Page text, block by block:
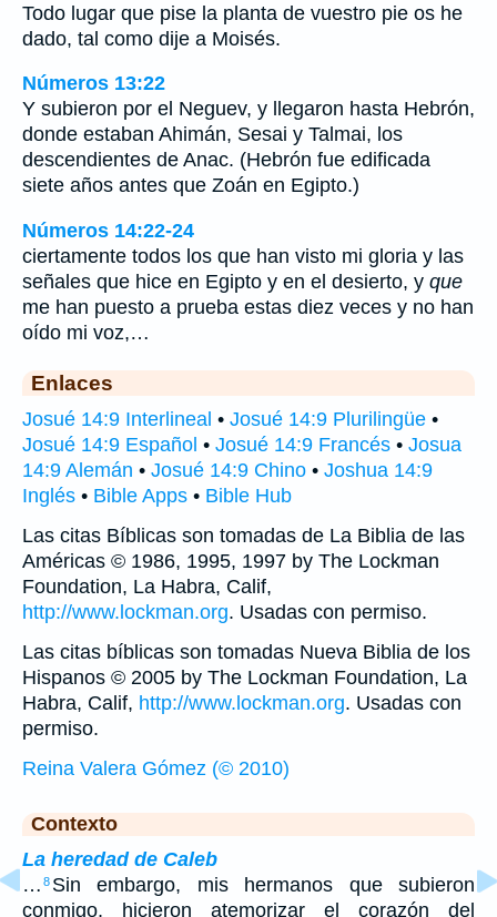
Todo lugar que pise la planta de vuestro pie os he
dado, tal como dije a Moisés.
Números 13:22
Y subieron por el Neguev, y llegaron hasta Hebrón,
donde estaban Ahimán, Sesai y Talmai, los
descendientes de Anac. (Hebrón fue edificada
siete años antes que Zoán en Egipto.)
Números 14:22-24
ciertamente todos los que han visto mi gloria y las
señales que hice en Egipto y en el desierto, y que
me han puesto a prueba estas diez veces y no han
oído mi voz,…
Enlaces
Josué 14:9 Interlineal • Josué 14:9 Plurilingüe •
Josué 14:9 Español • Josué 14:9 Francés • Josua
14:9 Alemán • Josué 14:9 Chino • Joshua 14:9
Inglés • Bible Apps • Bible Hub
Las citas Bíblicas son tomadas de La Biblia de las
Américas © 1986, 1995, 1997 by The Lockman
Foundation, La Habra, Calif,
http://www.lockman.org. Usadas con permiso.
Las citas bíblicas son tomadas Nueva Biblia de los
Hispanos © 2005 by The Lockman Foundation, La
Habra, Calif, http://www.lockman.org. Usadas con
permiso.
Reina Valera Gómez (© 2010)
Contexto
La heredad de Caleb
… 8 Sin embargo, mis hermanos que subieron
conmigo, hicieron atemorizar el corazón del